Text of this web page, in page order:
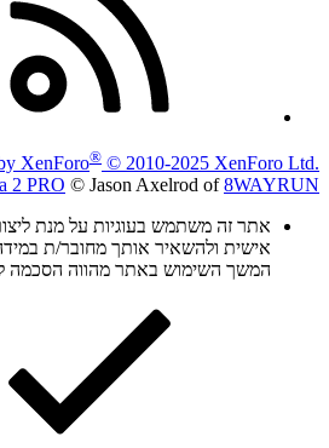
XenForo® © 2010-2025 XenForo Ltd.
2 PRO © Jason Axelrod of8WAYRUN
אתר זה משתמש בעוגיות על מנת
אישית ולהשאיר אותך מחובר/ת
המשך השימוש באתר מהווה הסכמה